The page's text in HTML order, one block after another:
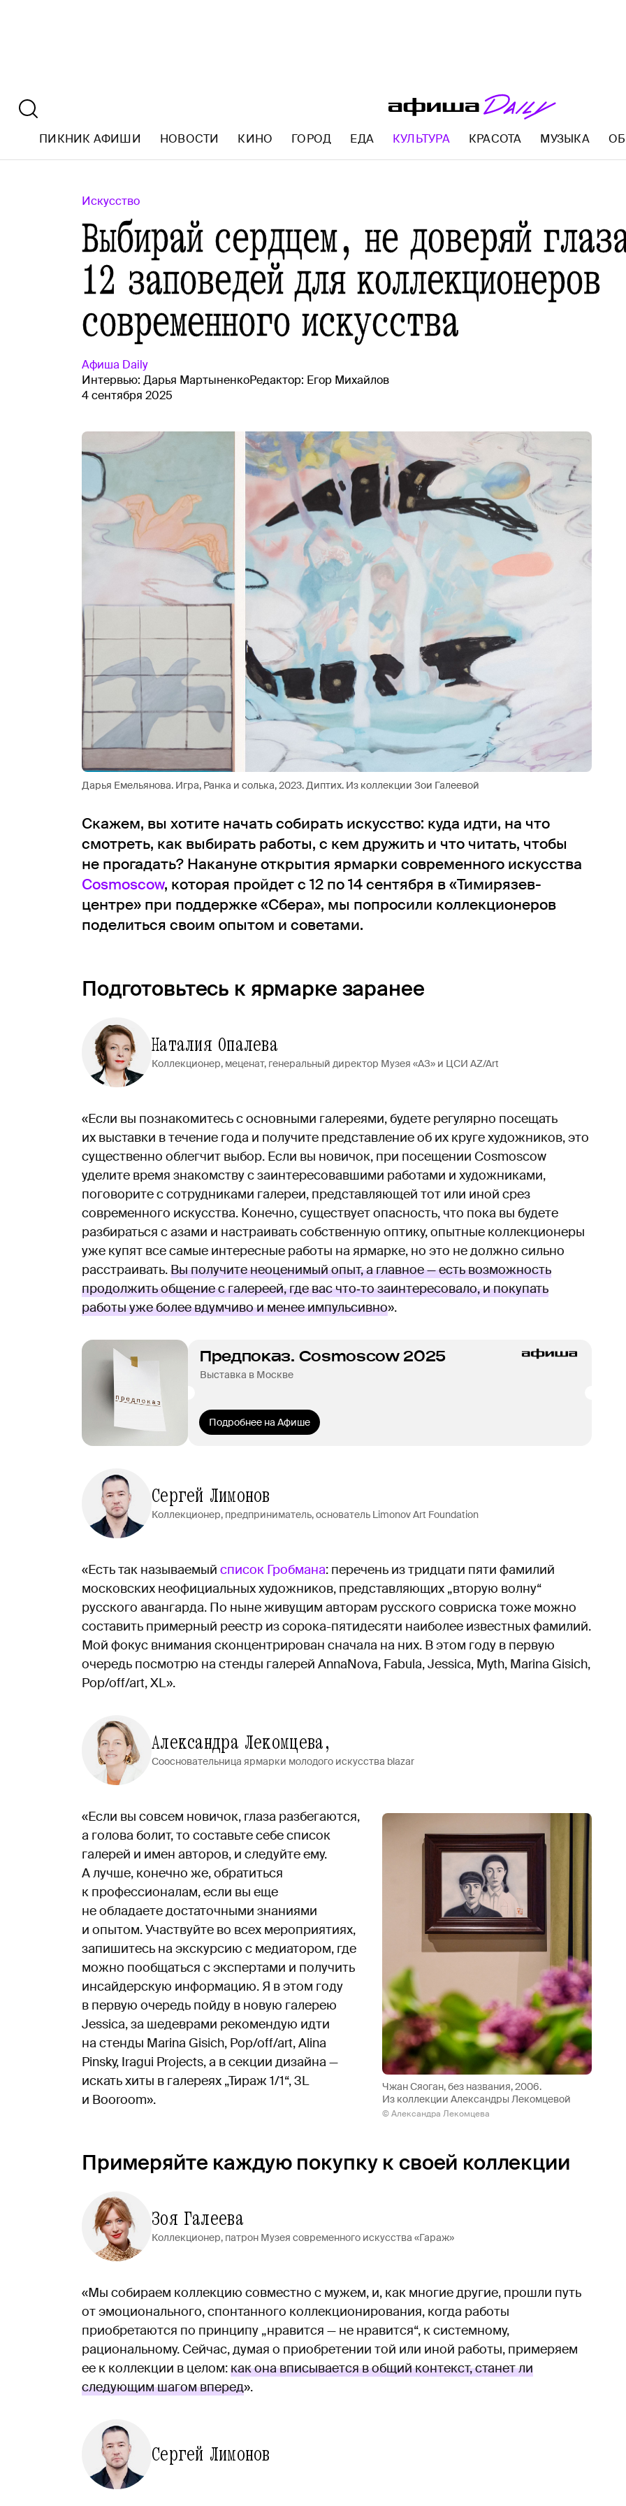
ПИКНИК АФИШИ НОВОСТИ КИНО ГОРОД ЕДА КУЛЬТУРА КРАСОТА МУЗЫКА
AFISHA.RU
Искусство
Выбирай сердцем, не доверяй
12 заповедей для коллекционеров
современного искусства
Афиша Daily
Интервью: Дарья МартыненкоРедактор: Егор Михайлов
4 сентября 2025
Дарья Емельянова. Игра, Ранка и солька, 2023. Диптих. Из коллекции Зои Галеевой
Скажем, вы хотите начать собирать искусство: куда идти, на что
смотреть, как выбирать работы, с кем дружить и что читать, чтобы
не прогадать? Накануне открытия ярмарки современного искусства
Cosmoscow, которая пройдет c 12 по 14 сентября в «Тимирязев-
центре» при поддержке «Сбера», мы попросили коллекционеров
поделиться своим опытом и советами.
Подготовьтесь к ярмарке заранее
Наталия Опалева
Коллекционер, меценат, генеральный директор Музея «АЗ» и ЦСИ AZ/Art
«Если вы познакомитесь с основными галереями, будете регулярно посещать
их выставки в течение года и получите представление об их круге художников, это
существенно облегчит выбор. Если вы новичок, при посещении Cosmoscow
уделите время знакомству с заинтересовавшими работами и художниками,
поговорите с сотрудниками галереи, представляющей тот или иной срез
современного искусства. Конечно, существует опасность, что пока вы будете
разбираться с азами и настраивать собственную оптику, опытные коллекционеры
уже купят все самые интересные работы на ярмарке, но это не должно сильно
расстраивать.Вы получите неоценимый опыт, а главное — есть возможность
продолжить общение с галереей, где вас что‑то заинтересовало, и покупать
работы уже более вдумчиво и менее импульсивно».
Предпоказ. Cosmoscow 2025
Выставка в Москве
Подробнее на Афише
Сергей Лимонов
Коллекционер, предприниматель, основатель Limonov Art Foundation
«Есть так называемый список Гробмана: перечень из тридцати пяти фамилий
московских неофициальных художников, представляющих „вторую волну“
русского авангарда. По ныне живущим авторам русского совриска тоже можно
составить примерный реестр из сорока-пятидесяти наиболее известных фамилий.
Мой фокус внимания сконцентрирован сначала на них. В этом году в первую
очередь посмотрю на стенды галерей AnnaNova, Fabula, Jessica, Myth, Marina Gisich,
Pop/off/art, XL».
Александра Лекомцева,
Соосновательница ярмарки молодого искусства blazar
Чжан Сяоган, без названия, 2006.
Из коллекции Александры Лекомцевой
© Александра Лекомцева
«Если вы совсем новичок, глаза разбегаются,
а голова болит, то составьте себе список
галерей и имен авторов, и следуйте ему.
А лучше, конечно же, обратиться
к профессионалам, если вы еще
не обладаете достаточными знаниями
и опытом. Участвуйте во всех мероприятиях,
запишитесь на экскурсию с медиатором, где
можно пообщаться с экспертами и получить
инсайдерскую информацию. Я в этом году
в первую очередь пойду в новую галерею
Jessica, за шедеврами рекомендую идти
на стенды Marina Gisich, Pop/off/art, Alina
Pinsky, Iragui Projects, а в секции дизайна —
искать хиты в галереях „Тираж 1/1“, 3L
и Booroom».
Примеряйте каждую покупку к своей коллекции
Зоя Галеева
Коллекционер, патрон Музея современного искусства «Гараж»
«Мы собираем коллекцию совместно с мужем, и, как многие другие, прошли путь
от эмоционального, спонтанного коллекционирования, когда работы
приобретаются по принципу „нравится — не нравится“, к системному,
рациональному. Сейчас, думая о приобретении той или иной работы, примеряем
ее к коллекции в целом:как она вписывается в общий контекст, станет ли
следующим шагом вперед».
Сергей Лимонов